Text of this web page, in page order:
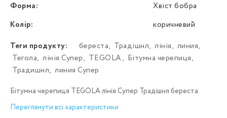
Форма:
Хвіст бобра
Колір:
коричневий
Теги продукту:
береста, Традішнл, лінія, линия,
Тегола, лінія Супер, TEGOLA, Бітумна черепиця,
Традишнл, линия Супер
Бітумна черепиця TEGOLA лінія Супер Традішнл береста
Переглянути всі характеристики